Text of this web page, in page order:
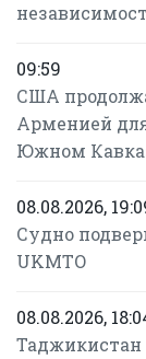
09:59
США
Арменией
Южном
08.08.2026,
Судно
UKMTO
08.08.2026,
Таджикистан